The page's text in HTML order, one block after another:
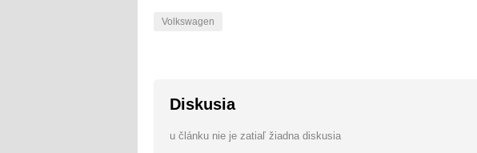
Volkswagen
Diskusia
u článku nie je zatiaľ žiadna diskusia